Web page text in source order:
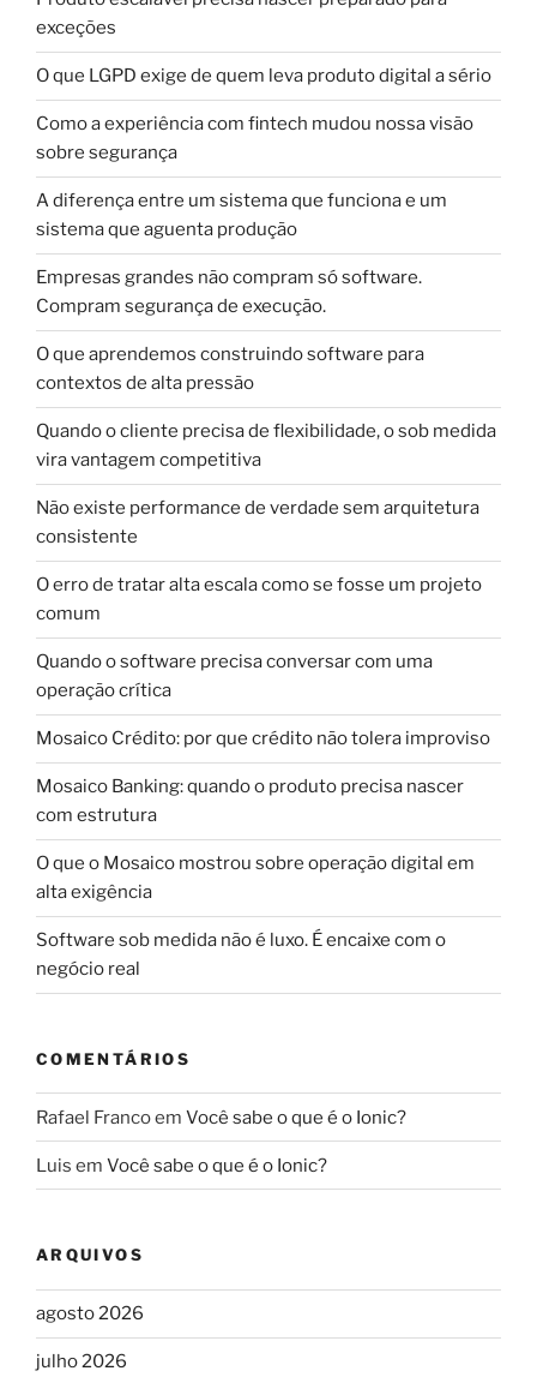
exceções
O que LGPD exige de quem leva produto digital a sério
Como a experiência com fintech mudou nossa visão
sobre segurança
A diferença entre um sistema que funciona e um
sistema que aguenta produção
Empresas grandes não compram só software.
Compram segurança de execução.
O que aprendemos construindo software para
contextos de alta pressão
Quando o cliente precisa de flexibilidade, o sob medida
vira vantagem competitiva
Não existe performance de verdade sem arquitetura
consistente
O erro de tratar alta escala como se fosse um projeto
comum
Quando o software precisa conversar com uma
operação crítica
Mosaico Crédito: por que crédito não tolera improviso
Mosaico Banking: quando o produto precisa nascer
com estrutura
O que o Mosaico mostrou sobre operação digital em
alta exigência
Software sob medida não é luxo. É encaixe com o
negócio real
COMENTÁRIOS
Rafael Francoem Você sabe o que é o Ionic?
Luis em Você sabe o que é o Ionic?
ARQUIVOS
agosto 2026
julho 2026